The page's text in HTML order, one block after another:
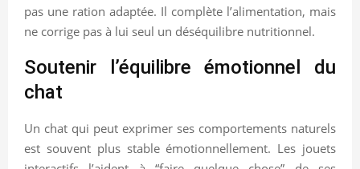
pas une ration adaptée. Il complète l’alimentation, mais
ne corrige pas à lui seul un déséquilibre nutritionnel.
Soutenir l’équilibre émotionnel du
chat
Un chat qui peut exprimer ses comportements naturels
est souvent plus stable émotionnellement. Les jouets